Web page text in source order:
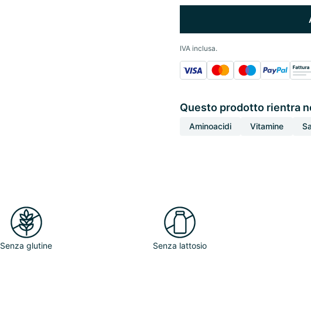
IVA inclusa.
Questo prodotto rientra
Aminoacidi Vitamine
Senza glutine Senza lattosio